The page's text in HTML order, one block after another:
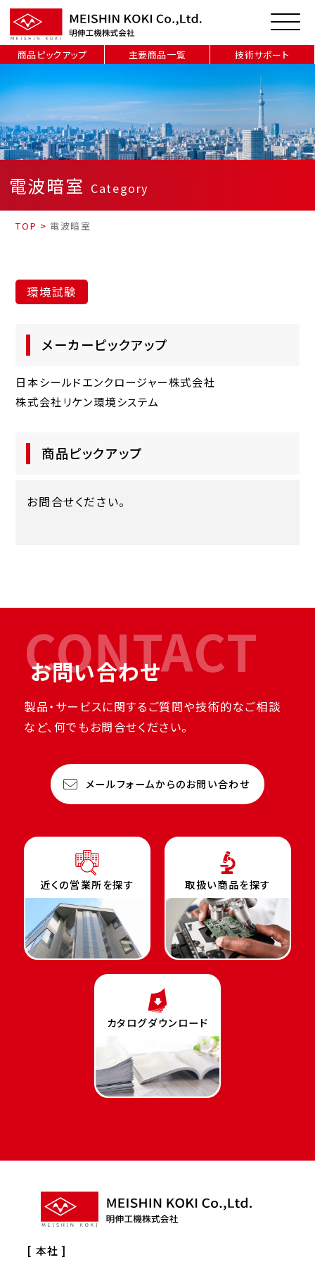
商品ピックアップ 主要商品一覧 技術サポート
電波暗室 Category
TOP > 電波暗室
環境試験
メーカーピックアップ
日本シールドエンクロージャー株式会社
株式会社リケン環境システム
商品ピックアップ
お問合せください。
CONTACT
お問い合わせ
製品・サービスに関するご質問や技術的なご相談
など、何でもお問合せください。
メールフォームからのお問い合わせ
近くの営業所を探す 取扱い商品を探す
カタログダウンロード
[ 本社 ]